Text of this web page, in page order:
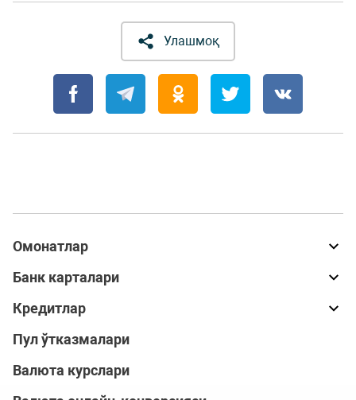
Улашмоқ
Омонатлар
Банк карталари
Кредитлар
Пул ўтказмалари
Валюта курслари